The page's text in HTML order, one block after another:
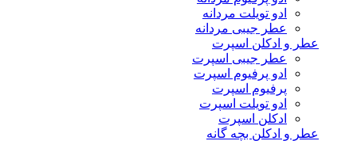
ادو تویلت مردانه
عطر جیبی مردانه
عطر و ادکلن اسپرت
عطر جیبی اسپرت
ادو پرفیوم اسپرت
پرفیوم اسپرت
ادو تویلت اسپرت
ادکلن اسپرت
عطر و ادکلن بچه گانه